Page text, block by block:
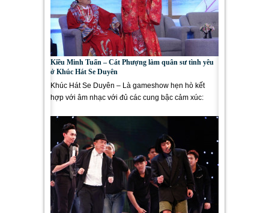
Kiều Minh Tuấn – Cát Phượng làm quân sư tình yêu
ở Khúc Hát Se Duyên
Khúc Hát Se Duyên – Là gameshow hẹn hò kết
hợp với âm nhạc với đủ các cung bậc cảm xúc: